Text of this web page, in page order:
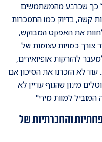
כך שכרבע מהמשתמשים
קשה, בדיוק כמו התמכרות
לחוות את האפקט המבוקש,
צורך כמויות עצומות של
להזרקות אופיואידים,
עוד לא הזכרנו את הסיכון אם
מינון שהגוף עדיין לא
המוביל למוות מידי"
והחברתיות של